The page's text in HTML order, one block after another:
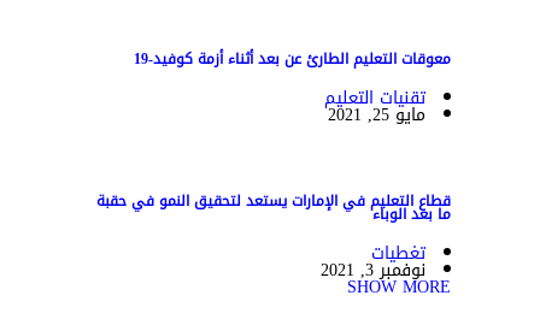
معوقات التعليم الطارئ عن بعد أثناء أزمة كوفيد-19
تقنيات التعليم
مايو 25, 2021
قطاع التعليم في الإمارات يستعد لتحقيق النمو في حقبة
ما بعد الوباء
تغطيات
نوفمبر 3, 2021
SHOW MORE